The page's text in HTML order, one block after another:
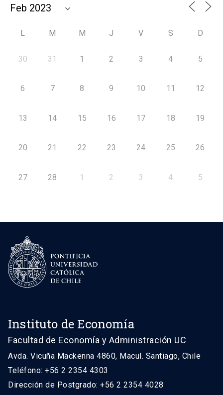
L M M J V S D
30 31 1 2 3 4 5
6 7 8 9 10 11 12
13 14 15 16 17 18 19
20 21 22 23 24 25 26
27 28 1 2 3 4 5
Instituto de Economía
Facultad de Economía y Administración UC
Avda. Vicuña Mackenna 4860, Macul. Santiago, Chile
Teléfono: +56 2 2354 4303
Dirección de Postgrado: +56 2 2354 4028